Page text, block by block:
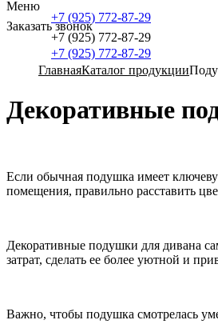
Меню
+7 (925) 772-87-29
Заказать звонок
+7 (925) 772-87-29
+7 (925) 772-87-29
ГлавнаяКаталог продукции
Декоративные
Если обычная подушка имеет
помещения, правильно расставить
Декоративные подушки для дивана
затрат, сделать ее более уютной и
Важно, чтобы подушка смотрелась